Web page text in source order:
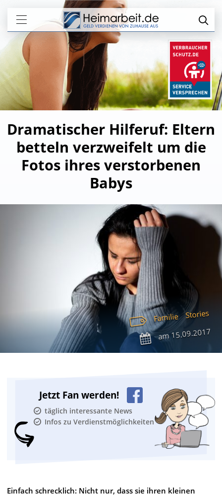
Dramatischer Hilferuf: Eltern
betteln verzweifelt um die
Fotos ihres verstorbenen
Babys
Familie Stories
am15.09.2017
Jetzt Fan werden!
täglich interessante News
Infos zu Verdienstmöglichkeiten
Einfach schrecklich: Nicht nur, dass sie ihren kleinen